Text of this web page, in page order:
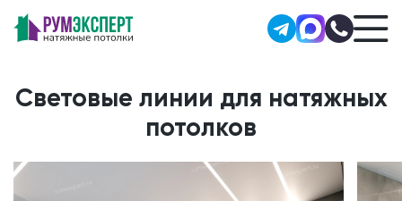
Световые линии для натяжных
потолков